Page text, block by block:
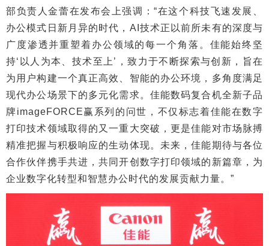
部负责人金蕾在发布会上强调：“在这个科技飞速发展、
办公模式日新月异的时代，AI技术正以前所未有的深度与
广度渗透并重塑着办公领域的每一个角落。佳能始终坚
持‘以人为本、技术至上’，致力于不断探索与创新，旨在
为用户构建一个真正高效、智能的办公环境，多角度满足
现代办公场景下的多元化需求。佳能数码复合机全新子品
牌imageFORCE赢系列的问世，不仅标志着佳能在数字
打印技术领域取得的又一重大突破，更是佳能对市场脉搏
精准把握与积极响应的生动体现。未来，佳能期待与各位
合作伙伴携手共进，共同开创数字打印领域的新篇章，为
企业数字化转型和智慧办公时代的发展贡献力量。”